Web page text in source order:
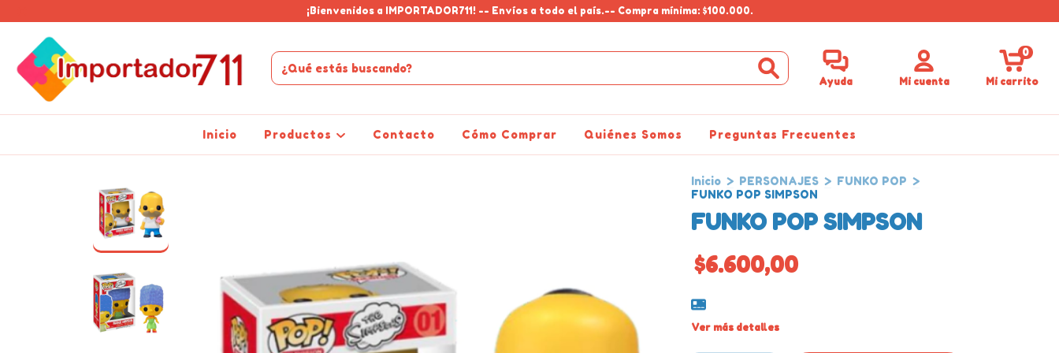
¡Bienvenidos a IMPORTADOR711! -- Envíos a todo el país.-- Compra mínima: $100.000.
Ayuda Mi cuenta Mi carrito
0
Inicio Productos Contacto Cómo Comprar Quiénes Somos Preguntas Frecuentes
Inicio > PERSONAJES > FUNKO POP >
FUNKO POP SIMPSON
FUNKO POP SIMPSON
$6.600,00
Ver más detalles